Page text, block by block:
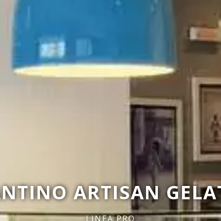
ARTISAN
LINEA PRO